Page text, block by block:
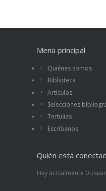
Menú principal
Quiénes somos
Biblioteca
Artículos
Selecciones
Tertulias
Escríbenos
Quién está
Hay actualmente 0